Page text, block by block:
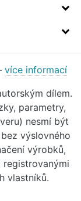
více informací
dílem.
parametry,
nesmí být
výslovného
výrobků,
vlastníků.